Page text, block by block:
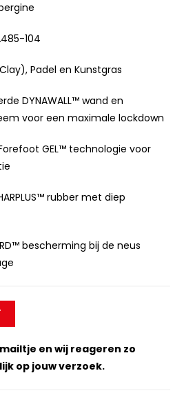
104
Padel en Kunstgras
DYNAWALL™ wand en
voor een maximale lockdown
GEL™ technologie voor
rubber met diep
bescherming bij de neus
en wij reageren zo
op jouw verzoek.